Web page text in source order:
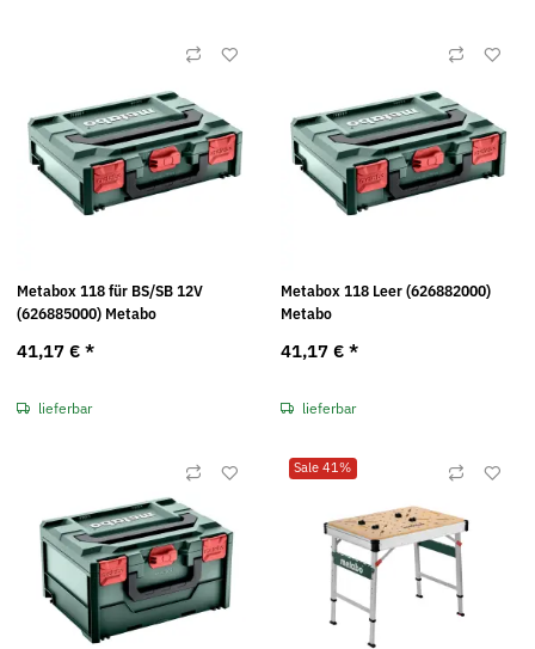
Metabox 118 für BS/SB 12V
(626885000) Metabo
41,17 € *
lieferbar
Metabox 118 Leer (626882000)
Metabo
41,17 € *
lieferbar
Sale 41%